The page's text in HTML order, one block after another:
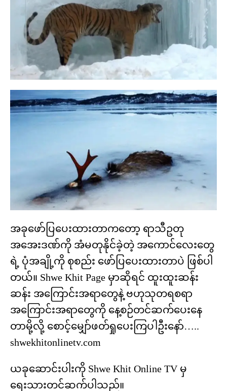
အခုဖော်ပြပေးထားတာကတော့ ရာသီဥတု
အအေးဒဏ်ကို အံမတုနိုင်ခဲ့တဲ့ အကောင်လေးတွေ
ရဲ့ ပုံအချို့ကို စုစည်း ဖော်ပြပေးထားတာပဲ ဖြစ်ပါ
တယ်။ Shwe Khit Page မှာဆိုရင် ထူးထူးဆန်း
ဆန်း အကြောင်းအရာတွေနဲ့ ဗဟုသုတရစရာ
အကြောင်းအရာတွေကို နေ့စဉ်တင်ဆက်ပေးနေ
တာမို့လို့ စောင့်မျှော်ဖတ်ရှုပေးကြပါဦးနော်…..
shwekhitonlinetv.com
ယခုဆောင်းပါးကို Shwe Khit Online TV မှ
ရေးသားတင်ဆက်ပါသည်။